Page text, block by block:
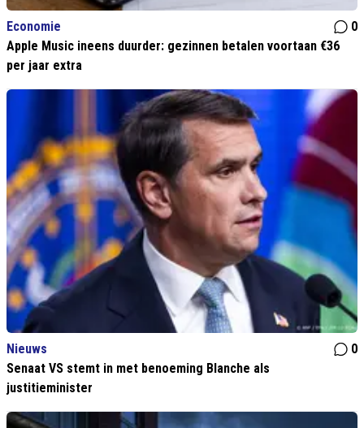
Economie
0
Apple Music ineens duurder: gezinnen betalen voortaan €36
per jaar extra
Nieuws
0
Senaat VS stemt in met benoeming Blanche als
justitieminister